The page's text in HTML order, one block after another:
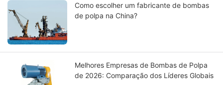
Como escolher um fabricante de bombas
de polpa na China?
Melhores Empresas de Bombas de Polpa
de 2026: Comparação dos Líderes Globais